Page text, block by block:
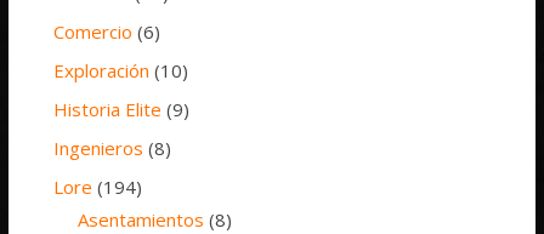
Comercio (6)
Exploración (10)
Historia Elite (9)
Ingenieros (8)
Lore (194)
Asentamientos (8)